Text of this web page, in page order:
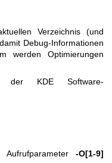
Verzeichnis (und
Debug-Informationen
werden Optimierungen
der KDE Software-
Aufrufparameter -O[1-9]